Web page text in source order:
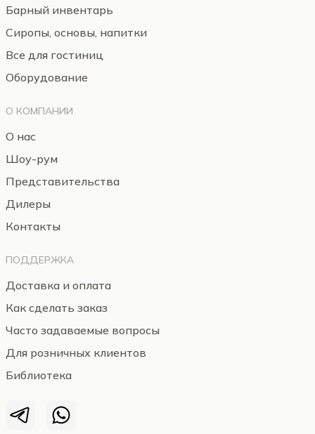
Барный инвентарь
Сиропы, основы, напитки
Все для гостиниц
Оборудование
О КОМПАНИИ
О нас
Шоу-рум
Представительства
Дилеры
Контакты
ПОДДЕРЖКА
Доставка и оплата
Как сделать заказ
Часто задаваемые вопросы
Для розничных клиентов
Библиотека